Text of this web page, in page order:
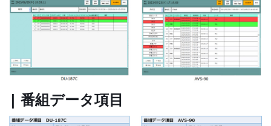
| 番組データ項目